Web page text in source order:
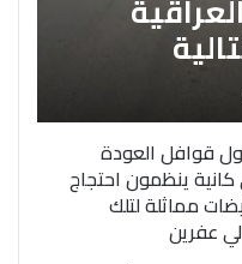
قوافل العودة
ينظمون احتجاج
مماثلة لتلك
عفرين